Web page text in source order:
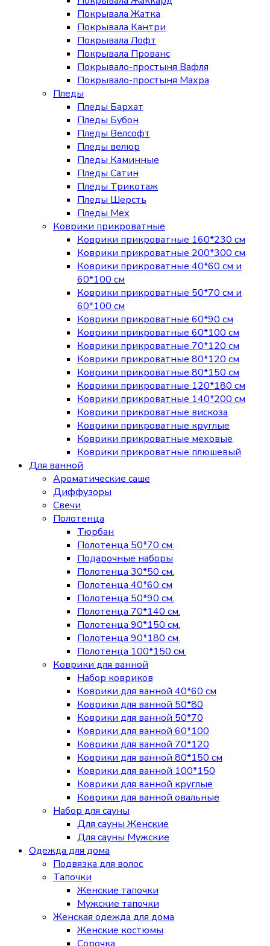
Покрывала Жатка
Покрывала Кантри
Покрывала Лофт
Покрывала Прованс
Покрывало-простыня Вафля
Покрывало-простыня Махра
Пледы
Пледы Бархат
Пледы Бубон
Пледы Велсофт
Пледы велюр
Пледы Каминные
Пледы Сатин
Пледы Трикотаж
Пледы Шерсть
Пледы Мех
Коврики прикроватные
Коврики прикроватные 160*230 см
Коврики прикроватные 200*300 см
Коврики прикроватные 40*60 см и
60*100 см
Коврики прикроватные 50*70 см и
60*100 см
Коврики прикроватные 60*90 см
Коврики прикроватные 60*100 см
Коврики прикроватные 70*120 см
Коврики прикроватные 80*120 см
Коврики прикроватные 80*150 см
Коврики прикроватные 120*180 см
Коврики прикроватные 140*200 см
Коврики прикроватные вискоза
Коврики прикроватные круглые
Коврики прикроватные меховые
Коврики прикроватные плюшевый
Для ванной
Ароматические саше
Диффузоры
Свечи
Полотенца
Тюрбан
Полотенца 50*70 см.
Подарочные наборы
Полотенца 30*50 см.
Полотенца 40*60 см
Полотенца 50*90 см.
Полотенца 70*140 см.
Полотенца 90*150 см.
Полотенца 90*180 см.
Полотенца 100*150 см.
Коврики для ванной
Набор ковриков
Коврики для ванной 40*60 см
Коврики для ванной 50*80
Коврики для ванной 50*70
Коврики для ванной 60*100
Коврики для ванной 70*120
Коврики для ванной 80*150 см
Коврики для ванной 100*150
Коврики для ванной круглые
Коврики для ванной овальные
Набор для сауны
Для сауны Женские
Для сауны Мужские
Одежда для дома
Подвязка для волос
Тапочки
Женские тапочки
Мужские тапочки
Женская одежда для дома
Женские костюмы